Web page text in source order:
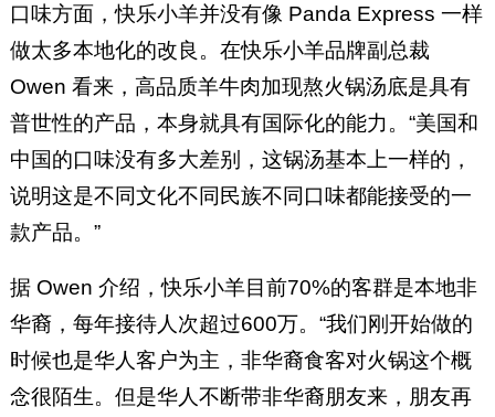
口味方面，快乐小羊并没有像 Panda Express 一样
做太多本地化的改良。在快乐小羊品牌副总裁
Owen 看来，高品质羊牛肉加现熬火锅汤底是具有
普世性的产品，本身就具有国际化的能力。“美国和
中国的口味没有多大差别，这锅汤基本上一样的，
说明这是不同文化不同民族不同口味都能接受的一
款产品。”
据 Owen 介绍，快乐小羊目前70%的客群是本地非
华裔，每年接待人次超过600万。“我们刚开始做的
时候也是华人客户为主，非华裔食客对火锅这个概
念很陌生。但是华人不断带非华裔朋友来，朋友再